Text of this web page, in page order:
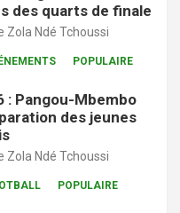
des quarts de finale
Zola Ndé Tchoussi
POPULAIRE
: Pangou-Mbembo
des jeunes
Zola Ndé Tchoussi
POPULAIRE